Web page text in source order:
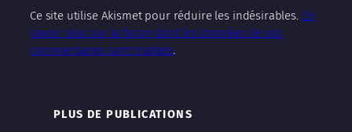
Ce site utilise Akismet pour réduire les indésirables. En
savoir plus sur la façon dont les données de vos
commentaires sont traitées.
PLUS DE PUBLICATIONS